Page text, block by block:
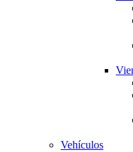
Vehículos